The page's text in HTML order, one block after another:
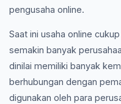
pengusaha online.
Saat ini usaha online
semakin banyak
dinilai memiliki banyak
berhubungan dengan
digunakan oleh para